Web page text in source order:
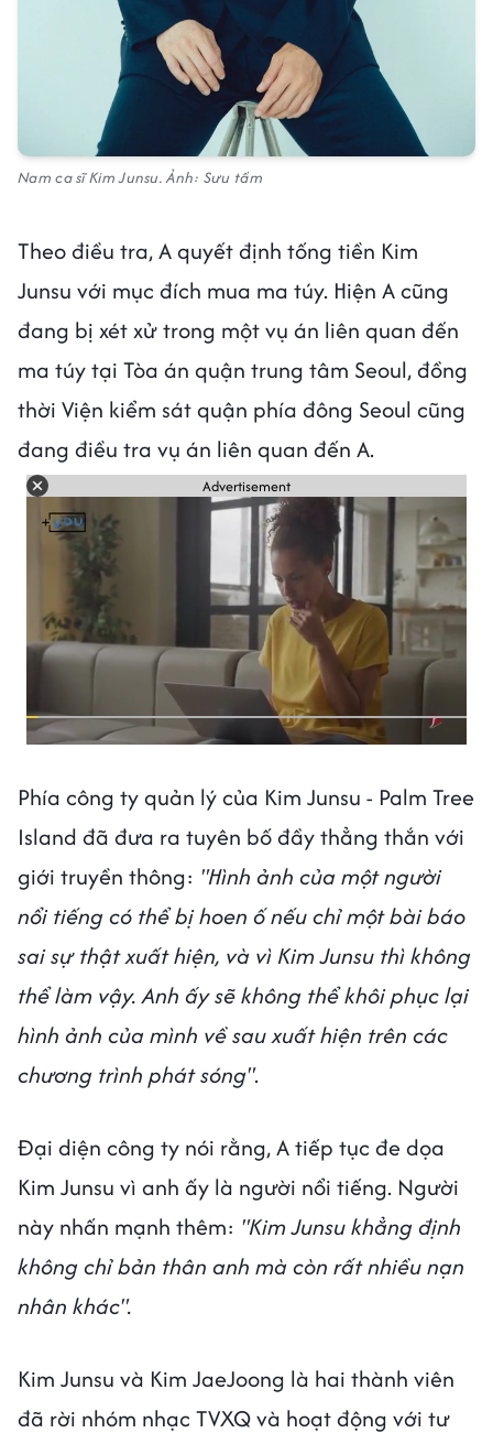
Nam ca sĩ Kim Junsu. Ảnh: Sưu tầm
Theo điều tra, A quyết định tống tiền Kim
Junsu với mục đích mua ma túy. Hiện A cũng
đang bị xét xử trong một vụ án liên quan đến
ma túy tại Tòa án quận trung tâm Seoul, đồng
thời Viện kiểm sát quận phía đông Seoul cũng
đang điều tra vụ án liên quan đến A.
Advertisement
Phía công ty quản lý của Kim Junsu - Palm Tree
Island đã đưa ra tuyên bố đầy thẳng thắn với
giới truyền thông: "Hình ảnh của một người
nổi tiếng có thể bị hoen ố nếu chỉ một bài báo
sai sự thật xuất hiện, và vì Kim Junsu thì không
thể làm vậy. Anh ấy sẽ không thể khôi phục lại
hình ảnh của mình về sau xuất hiện trên các
chương trình phát sóng".
Đại diện công ty nói rằng, A tiếp tục đe dọa
Kim Junsu vì anh ấy là người nổi tiếng. Người
này nhấn mạnh thêm: "Kim Junsu khẳng định
không chỉ bản thân anh mà còn rất nhiều nạn
nhân khác".
Kim Junsu và Kim JaeJoong là hai thành viên
đã rời nhóm nhạc TVXQ và hoạt động với tư